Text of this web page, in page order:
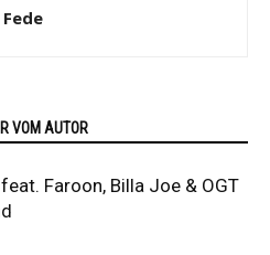
Fede
VOM AUTOR
Faroon, Billa Joe & OGT